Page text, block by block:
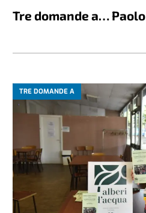
Tre domande a…
TRE DOMANDE A